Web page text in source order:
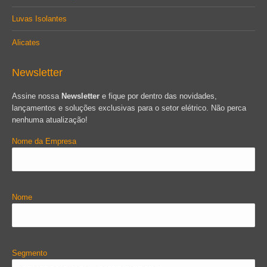
Luvas Isolantes
Alicates
Newsletter
Assine nossa Newsletter e fique por dentro das novidades,
lançamentos e soluções exclusivas para o setor elétrico. Não perca
nenhuma atualização!
Nome da Empresa
Nome
Segmento